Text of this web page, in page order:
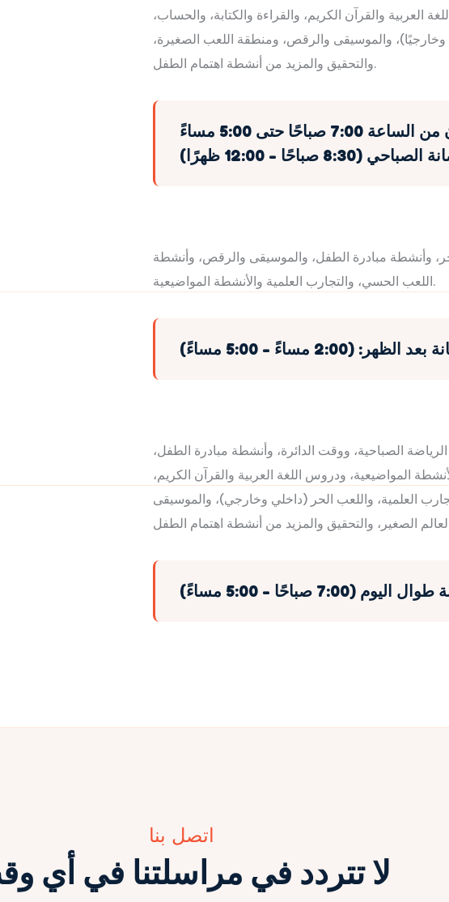
العربية والقرآن الكريم، والقراءة والكتابة، والحساب،
وخارجيًا)، والموسيقى والرقص، ومنطقة اللعب الصغيرة،
والتحقيق والمزيد من أنشطة اهتمام الطفل.
صباحًا حتى 5:00 مساءً
(8:30 صباحًا - 12:00 ظهرًا)
وأنشطة مبادرة الطفل، والموسيقى والرقص، وأنشطة
اللعب الحسي، والتجارب العلمية والأنشطة المواضيعية.
(2:00 مساءً - 5:00 مساءً)
الصباحية، ووقت الدائرة، وأنشطة مبادرة الطفل،
المواضيعية، ودروس اللغة العربية والقرآن الكريم،
العلمية، واللعب الحر (داخلي وخارجي)، والموسيقى
(7:00 صباحًا - 5:00 مساءً)
اتصل بنا
لا تتردد في مراسلتنا في أي